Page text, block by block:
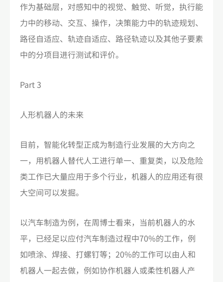
作为基础层，对感知中的视觉、触觉、听觉，执行能
力中的移动、交互、操作，决策能力中的轨迹规划、
路径自适应、轨迹自适应、路径轨迹以及其他子要素
中的分项目进行测试和评价。
Part 3
人形机器人的未来
目前，智能化转型正成为制造行业发展的大方向之
一，用机器人替代人工进行单一、重复类，以及危险
类工作已大量应用于多个行业，机器人的应用还有很
大空间可以发掘。
以汽车制造为例，在周博士看来，当前机器人的水
平，已经足以应付汽车制造过程中70%的工作，例
如喷涂、焊接、打螺钉等；20%的工作可以由人和
机器人一起去做，例如协作机器人或柔性机器人产